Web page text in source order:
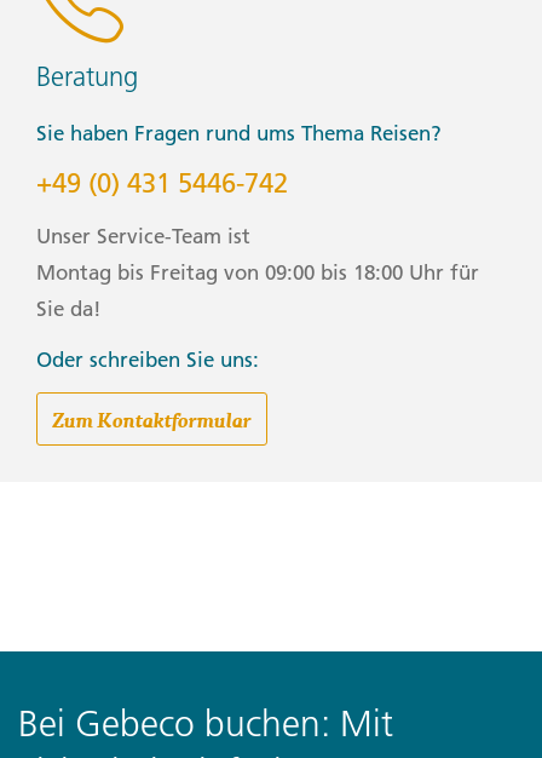
Beratung
Sie haben Fragen rund ums Thema Reisen?
+49 (0) 431 5446-742
Unser Service-Team ist
Montag bis Freitag von 09:00 bis 18:00 Uhr für
Sie da!
Oder schreiben Sie uns:
Zum Kontaktformular
Bei Gebeco buchen: Mit